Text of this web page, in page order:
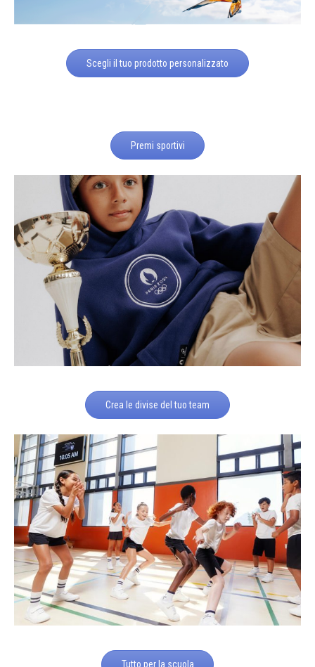
Scegli il tuo prodotto personalizzato
Premi sportivi
Crea le divise del tuo team
Tutto per la scuola